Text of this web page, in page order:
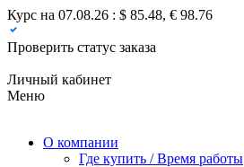
Курс на 07.08.26 : $ 85.48, € 98.76
Проверить статус заказа
Личный кабинет
Меню
О компании
Где купить / Время работы